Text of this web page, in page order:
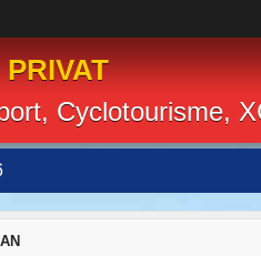
Cyclotourisme,